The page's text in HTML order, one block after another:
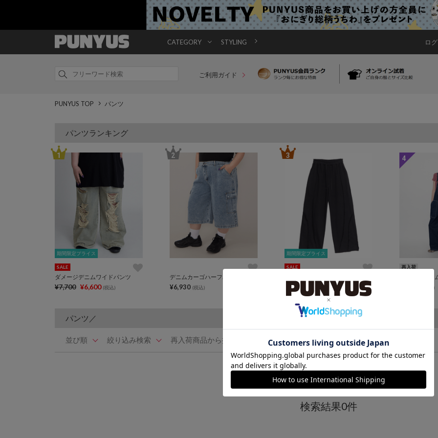
CATEGORY STYLING ロ
ご利用ガイド
PUNYUS TOP パンツ
パンツランキング
期間限定プライス
期間限定プライス
1
SALE
ダメージデニムワイドパンツ
¥7,700 ¥6,600 (税込)
2
デニムカーゴハーフパンツ
¥6,930 (税込)
期間限定プライス
期間限定プライス
3
SALE
¥6,930 ¥6,000(税込)
4
再入荷
ロゴ刺繍デ
(税込)
パンツ／
並び順 絞り込み検索 再入荷商品から探す
検索結果0件